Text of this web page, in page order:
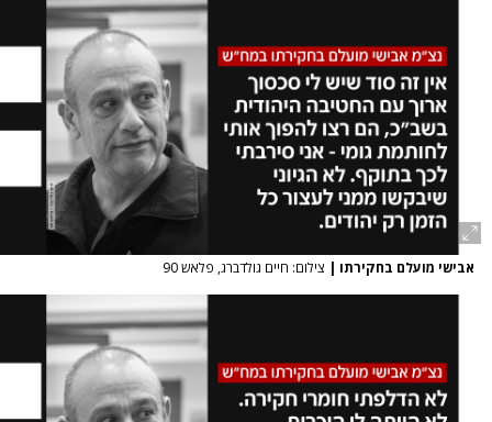
אבישי מועלם בחקירתו | צילום: חיים גולדברג, פלאש 90